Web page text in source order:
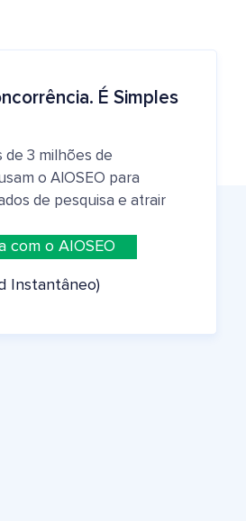
É Simples
de 3 milhões de
o AIOSEO para
de pesquisa e atrair
com o AIOSEO
Instantâneo)